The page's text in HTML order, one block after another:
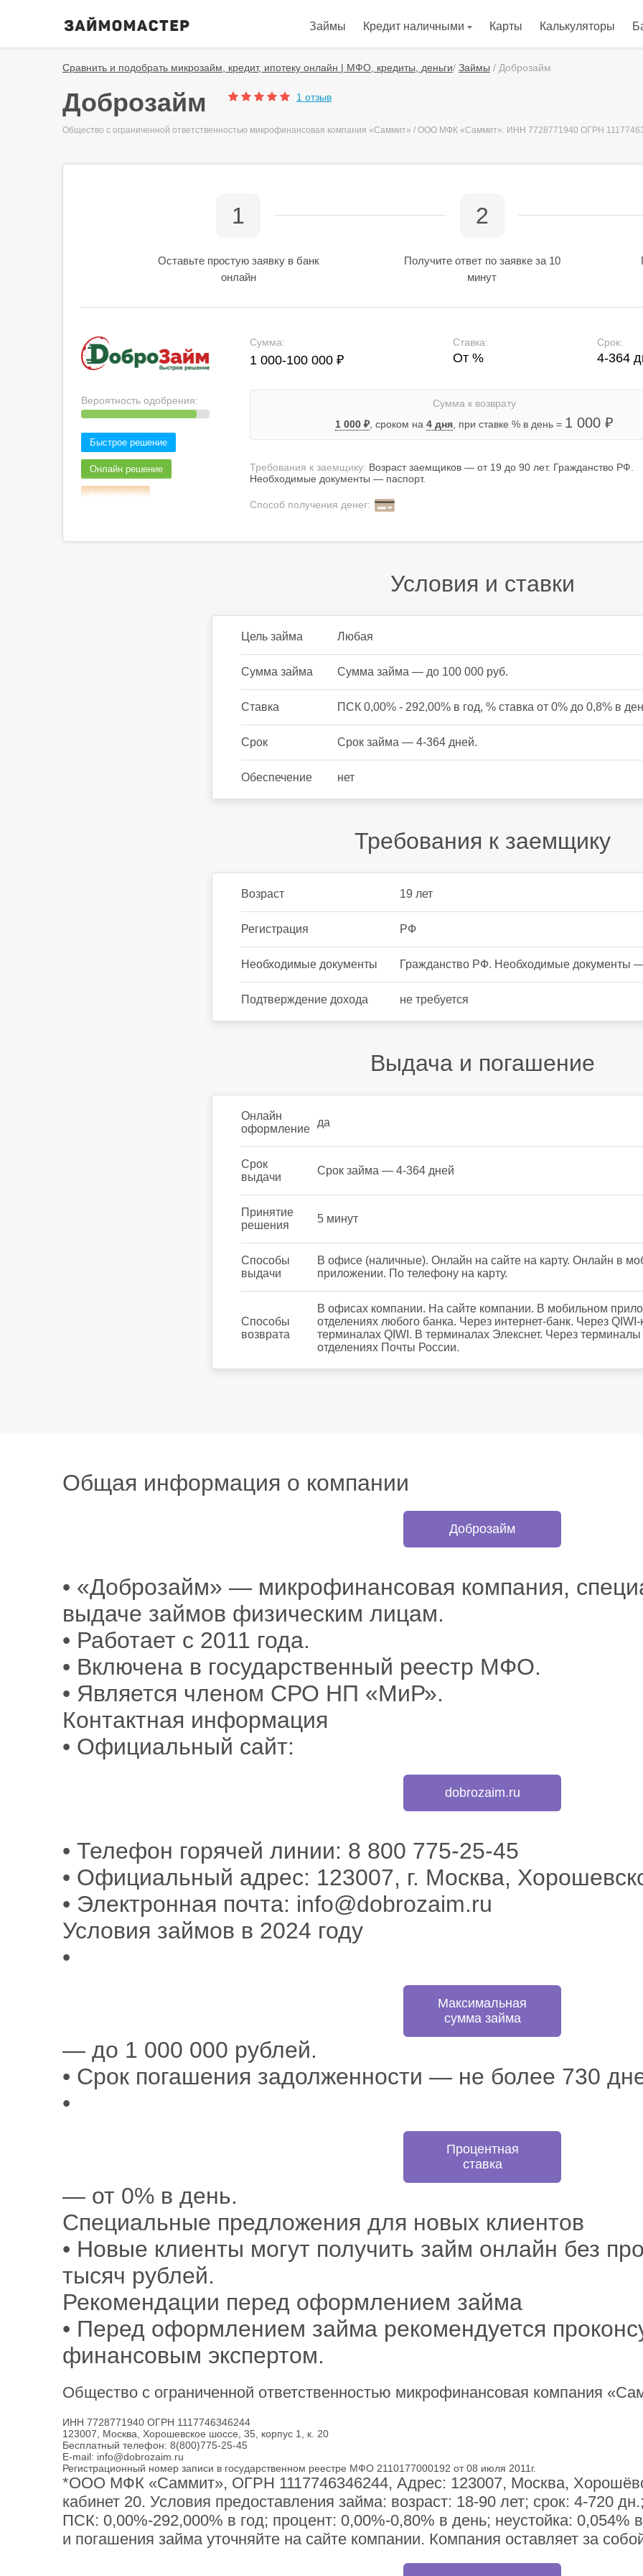
Займы Кредит наличными Карты Калькуляторы
Сравнить и подобрать микрозайм, кредит, ипотеку онлайн | МФО, кредиты, деньги/ Займы / Доброзайм
Доброзайм 1 отзыв
Общество с ограниченной ответственностью микрофинансовая компания «Саммит» / ООО МФК «Саммит»: ИНН 7728771940 ОГРН
1
Оставьте простую заявку в банк
онлайн
2
Получите ответ по заявке за 10
минут
Вероятность одобрения:
Быстрое решение
Онлайн решение
Без отказов
Сумма:
1 000-100 000 ₽
Ставка:
От %
Срок:
4-364
Сумма к возврату
1 000 ₽, сроком на 4 дня, при ставке % в день = 1 000 ₽
Требования к заемщику: Возраст заемщиков — от 19 до 90 лет. Гражданство РФ.
Необходимые документы — паспорт.
Способ получения денег:
Условия и ставки
Цель займа Любая
Сумма займа Сумма займа — до 100 000 руб.
Ставка ПСК 0,00% - 292,00% в год, % ставка от 0% до 0,8% в
Срок Срок займа — 4-364 дней.
Обеспечение нет
Требования к заемщику
Возраст 19 лет
Регистрация РФ
Необходимые документы Гражданство РФ. Необходимые документы —
Подтверждение дохода не требуется
Выдача и погашение
Онлайн
оформление
да
Срок
выдачи
Срок займа — 4-364 дней
Принятие
решения
5 минут
Способы
выдачи
В офисе (наличные). Онлайн на сайте на карту. Онлайн в
приложении. По телефону на карту.
Способы
возврата
В офисах компании. На сайте компании. В мобильном
отделениях любого банка. Через интернет-банк. Через
терминалах QIWI. В терминалах Элекснет. Через
отделениях Почты России.
Общая информация о компании
Доброзайм
• «Доброзайм» — микрофинансовая компания,
выдаче займов физическим лицам.
• Работает с 2011 года.
• Включена в государственный реестр МФО.
• Является членом СРО НП «МиР».
Контактная информация
• Официальный сайт:
dobrozaim.ru
• Телефон горячей линии: 8 800 775-25-45
• Официальный адрес: 123007, г. Москва,
• Электронная почта: info@dobrozaim.ru
Условия займов в 2024 году
•
Максимальная
сумма займа
— до 1 000 000 рублей.
• Срок погашения задолженности — не более 730
•
Процентная
ставка
— от 0% в день.
Специальные предложения для новых клиентов
• Новые клиенты могут получить займ онлайн без
тысяч рублей.
Рекомендации перед оформлением займа
• Перед оформлением займа рекомендуется
финансовым экспертом.
Общество с ограниченной ответственностью микрофинансовая компания
ИНН 7728771940 ОГРН 1117746346244
123007, Москва, Хорошевское шоссе, 35, корпус 1, к. 20
Бесплатный телефон: 8(800)775-25-45
E-mail: info@dobrozaim.ru
Регистрационный номер записи в государственном реестре МФО 2110177000192 от 08 июля 2011г.
*ООО МФК «Саммит», ОГРН 1117746346244, Адрес: 123007, Москва,
кабинет 20. Условия предоставления займа: возраст: 18-90 лет; срок: 4-720
ПСК: 0,00%-292,000% в год; процент: 0,00%-0,80% в день; неустойка: 0,054%
и погашения займа уточняйте на сайте компании. Компания оставляет за